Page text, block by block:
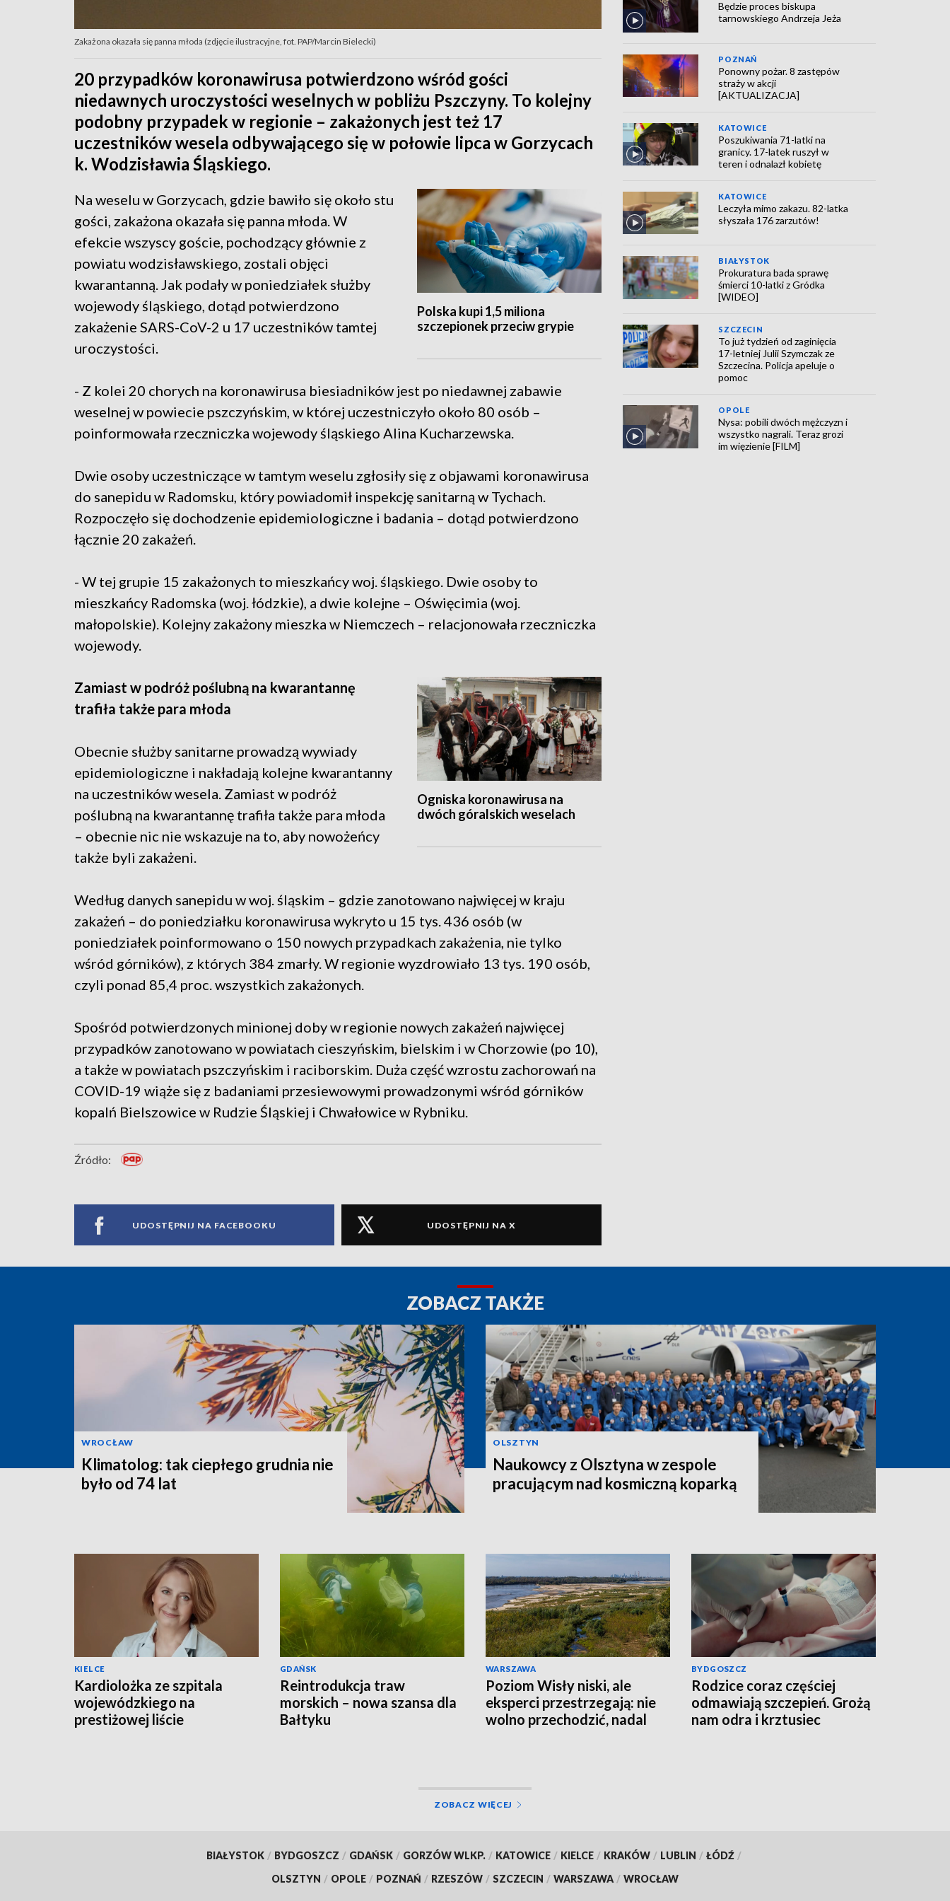
Zakażona okazała się panna młoda (zdjęcie ilustracyjne, fot. PAP/Marcin Bielecki)
20 przypadków koronawirusa potwierdzono wśród gości
niedawnych uroczystości weselnych w pobliżu Pszczyny. To kolejny
podobny przypadek w regionie – zakażonych jest też 17
uczestników wesela odbywającego się w połowie lipca w Gorzycach
k. Wodzisławia Śląskiego.
Polska kupi 1,5 miliona
szczepionek przeciw grypie
Na weselu w Gorzycach, gdzie bawiło się około stu
gości, zakażona okazała się panna młoda. W
efekcie wszyscy goście, pochodzący głównie z
powiatu wodzisławskiego, zostali objęci
kwarantanną. Jak podały w poniedziałek służby
wojewody śląskiego, dotąd potwierdzono
zakażenie SARS-CoV-2 u 17 uczestników tamtej
uroczystości.
- Z kolei 20 chorych na koronawirusa biesiadników jest po niedawnej zabawie
weselnej w powiecie pszczyńskim, w której uczestniczyło około 80 osób –
poinformowała rzeczniczka wojewody śląskiego Alina Kucharzewska.
Dwie osoby uczestniczące w tamtym weselu zgłosiły się z objawami koronawirusa
do sanepidu w Radomsku, który powiadomił inspekcję sanitarną w Tychach.
Rozpoczęło się dochodzenie epidemiologiczne i badania – dotąd potwierdzono
łącznie 20 zakażeń.
- W tej grupie 15 zakażonych to mieszkańcy woj. śląskiego. Dwie osoby to
mieszkańcy Radomska (woj. łódzkie), a dwie kolejne – Oświęcimia (woj.
małopolskie). Kolejny zakażony mieszka w Niemczech – relacjonowała rzeczniczka
wojewody.
Ogniska koronawirusa na
dwóch góralskich weselach
Zamiast w podróż poślubną na kwarantannę
trafiła także para młoda
Obecnie służby sanitarne prowadzą wywiady
epidemiologiczne i nakładają kolejne kwarantanny
na uczestników wesela. Zamiast w podróż
poślubną na kwarantannę trafiła także para młoda
– obecnie nic nie wskazuje na to, aby nowożeńcy
także byli zakażeni.
Według danych sanepidu w woj. śląskim – gdzie zanotowano najwięcej w kraju
zakażeń – do poniedziałku koronawirusa wykryto u 15 tys. 436 osób (w
poniedziałek poinformowano o 150 nowych przypadkach zakażenia, nie tylko
wśród górników), z których 384 zmarły. W regionie wyzdrowiało 13 tys. 190 osób,
czyli ponad 85,4 proc. wszystkich zakażonych.
Spośród potwierdzonych minionej doby w regionie nowych zakażeń najwięcej
przypadków zanotowano w powiatach cieszyńskim, bielskim i w Chorzowie (po 10),
a także w powiatach pszczyńskim i raciborskim. Duża część wzrostu zachorowań na
COVID-19 wiąże się z badaniami przesiewowymi prowadzonymi wśród górników
kopalń Bielszowice w Rudzie Śląskiej i Chwałowice w Rybniku.
Źródło:
UDOSTĘPNIJ NA FACEBOOKU UDOSTĘPNIJ NA X
Będzie proces biskupa
tarnowskiego Andrzeja Jeża
POZNAŃ
Ponowny pożar. 8 zastępów
straży w akcji
[AKTUALIZACJA]
KATOWICE
Poszukiwania 71-latki na
granicy. 17-latek ruszył w
teren i odnalazł kobietę
KATOWICE
Leczyła mimo zakazu. 82-latka
słyszała 176 zarzutów!
BIAŁYSTOK
Prokuratura bada sprawę
śmierci 10-latki z Gródka
[WIDEO]
SZCZECIN
To już tydzień od zaginięcia
17-letniej Julii Szymczak ze
Szczecina. Policja apeluje o
pomoc
OPOLE
Nysa: pobili dwóch mężczyzn i
wszystko nagrali. Teraz grozi
im więzienie [FILM]
ZOBACZ TAKŻE
WROCŁAW
Klimatolog: tak ciepłego grudnia nie
było od 74 lat
OLSZTYN
Naukowcy z Olsztyna w zespole
pracującym nad kosmiczną koparką
KIELCE
Kardiolożka ze szpitala
wojewódzkiego na
prestiżowej liście
GDAŃSK
Reintrodukcja traw
morskich – nowa szansa dla
Bałtyku
WARSZAWA
Poziom Wisły niski, ale
eksperci przestrzegają: nie
wolno przechodzić, nadal
BYDGOSZCZ
Rodzice coraz częściej
odmawiają szczepień. Grożą
nam odra i krztusiec
ZOBACZ WIĘCEJ
BIAŁYSTOK / BYDGOSZCZ / GDAŃSK / GORZÓW WLKP. / KATOWICE / KIELCE / KRAKÓW / LUBLIN / ŁÓDŹ /
OLSZTYN / OPOLE / POZNAŃ / RZESZÓW / SZCZECIN / WARSZAWA / WROCŁAW